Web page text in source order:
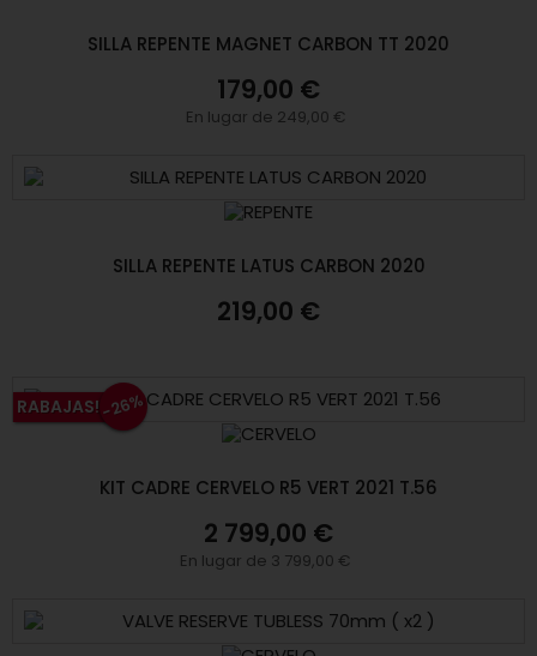
SILLA REPENTE MAGNET CARBON TT 2020
179,00 €
En lugar de 249,00 €
SILLA REPENTE LATUS CARBON 2020
219,00 €
RABAJAS!-26%
KIT CADRE CERVELO R5 VERT 2021 T.56
2 799,00 €
En lugar de 3 799,00 €